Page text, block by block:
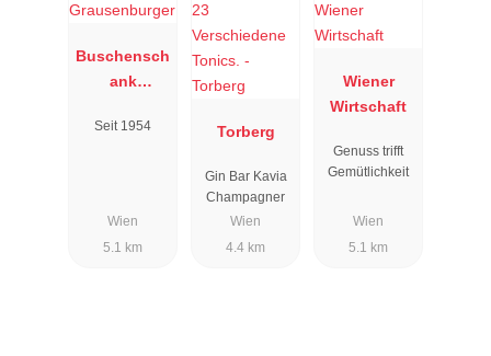
Buschensch
ank
ger
Seit 1954
Wien
5.1 km
Torberg
Gin Bar Kavia
Champagner
Wien
4.4 km
Wiener
Wirtschaft
Genuss trifft
Gemütlichkeit
Wien
5.1 km